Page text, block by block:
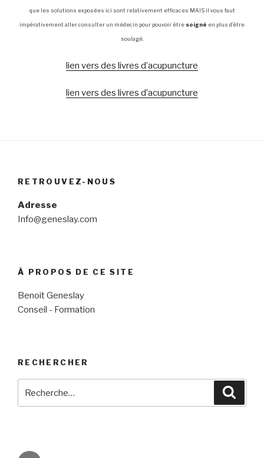
que les solutions exposées ici sont relativement efficaces MAIS il vous faut
impérativement aller consulter un médecin pour pouvoir être soigné en plus d’être
soulagé.
lien vers des livres d’acupuncture
lien vers des livres d’acupuncture
RETROUVEZ-NOUS
Adresse
Info@geneslay.com
À PROPOS DE CE SITE
Benoit Geneslay
Conseil - Formation
RECHERCHER
pour